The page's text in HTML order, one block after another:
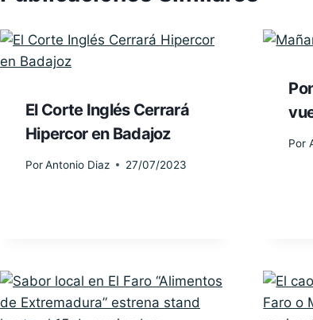
El Corte Inglés Cerrará
Hipercor en Badajoz
PorAntonio Diaz 27/07/2023
Por